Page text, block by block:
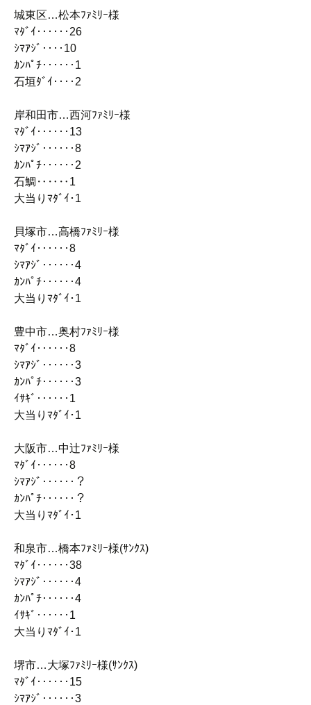
城東区…松本ﾌｧﾐﾘｰ様
ﾏﾀﾞｲ‥‥‥26
ｼﾏｱｼﾞ‥‥10
ｶﾝﾊﾟﾁ‥‥‥1
石垣ﾀﾞｲ‥‥2
岸和田市…西河ﾌｧﾐﾘｰ様
ﾏﾀﾞｲ‥‥‥13
ｼﾏｱｼﾞ‥‥‥8
ｶﾝﾊﾟﾁ‥‥‥2
石鯛‥‥‥1
大当りﾏﾀﾞｲ･1
貝塚市…高橋ﾌｧﾐﾘｰ様
ﾏﾀﾞｲ‥‥‥8
ｼﾏｱｼﾞ‥‥‥4
ｶﾝﾊﾟﾁ‥‥‥4
大当りﾏﾀﾞｲ･1
豊中市…奥村ﾌｧﾐﾘｰ様
ﾏﾀﾞｲ‥‥‥8
ｼﾏｱｼﾞ‥‥‥3
ｶﾝﾊﾟﾁ‥‥‥3
ｲｻｷﾞ‥‥‥1
大当りﾏﾀﾞｲ･1
大阪市…中辻ﾌｧﾐﾘｰ様
ﾏﾀﾞｲ‥‥‥8
ｼﾏｱｼﾞ‥‥‥？
ｶﾝﾊﾟﾁ‥‥‥？
大当りﾏﾀﾞｲ･1
和泉市…橋本ﾌｧﾐﾘｰ様(ｻﾝｸｽ)
ﾏﾀﾞｲ‥‥‥38
ｼﾏｱｼﾞ‥‥‥4
ｶﾝﾊﾟﾁ‥‥‥4
ｲｻｷﾞ‥‥‥1
大当りﾏﾀﾞｲ･1
堺市…大塚ﾌｧﾐﾘｰ様(ｻﾝｸｽ)
ﾏﾀﾞｲ‥‥‥15
ｼﾏｱｼﾞ‥‥‥3